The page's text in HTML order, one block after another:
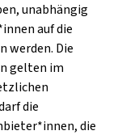
unabhängig
auf die
werden. Die
gelten im
die
die